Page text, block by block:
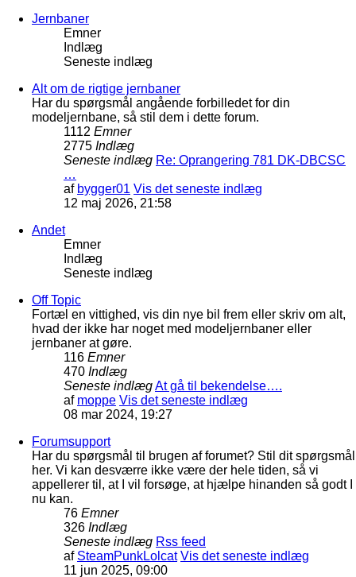
Jernbaner
Emner
Indlæg
Seneste indlæg
Alt om de rigtige jernbaner
Har du spørgsmål angående forbilledet for din
modeljernbane, så stil dem i dette forum.
1112 Emner
2775 Indlæg
Seneste indlæg Re: Oprangering 781 DK-DBCSC
…
af bygger01 Vis det seneste indlæg
12 maj 2026, 21:58
Andet
Emner
Indlæg
Seneste indlæg
Off Topic
Fortæl en vittighed, vis din nye bil frem eller skriv om alt,
hvad der ikke har noget med modeljernbaner eller
jernbaner at gøre.
116 Emner
470 Indlæg
Seneste indlægAt gå til bekendelse….
af moppe Vis det seneste indlæg
08 mar 2024, 19:27
Forumsupport
Har du spørgsmål til brugen af forumet? Stil dit spørgsmål
her. Vi kan desværre ikke være der hele tiden, så vi
appellerer til, at I vil forsøge, at hjælpe hinanden så godt I
nu kan.
76 Emner
326 Indlæg
Seneste indlæg Rss feed
af SteamPunkLolcat Vis det seneste indlæg
11 jun 2025, 09:00